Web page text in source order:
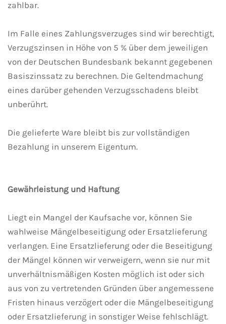
zahlbar.
Im Falle eines Zahlungsverzuges sind wir berechtigt,
Verzugszinsen in Höhe von 5 % über dem jeweiligen
von der Deutschen Bundesbank bekannt gegebenen
Basiszinssatz zu berechnen. Die Geltendmachung
eines darüber gehenden Verzugsschadens bleibt
unberührt.
Die gelieferte Ware bleibt bis zur vollständigen
Bezahlung in unserem Eigentum.
Gewährleistung und Haftung
Liegt ein Mangel der Kaufsache vor, können Sie
wahlweise Mängelbeseitigung oder Ersatzlieferung
verlangen. Eine Ersatzlieferung oder die Beseitigung
der Mängel können wir verweigern, wenn sie nur mit
unverhältnismäßigen Kosten möglich ist oder sich
aus von zu vertretenden Gründen über angemessene
Fristen hinaus verzögert oder die Mängelbeseitigung
oder Ersatzlieferung in sonstiger Weise fehlschlägt.